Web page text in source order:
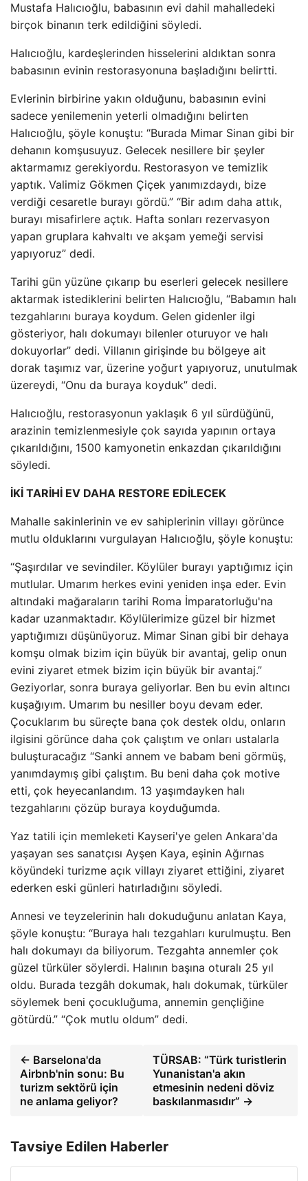
Mustafa Halıcıoğlu, babasının evi dahil mahalledeki
birçok binanın terk edildiğini söyledi.
Halıcıoğlu, kardeşlerinden hisselerini aldıktan sonra
babasının evinin restorasyonuna başladığını belirtti.
Evlerinin birbirine yakın olduğunu, babasının evini
sadece yenilemenin yeterli olmadığını belirten
Halıcıoğlu, şöyle konuştu: “Burada Mimar Sinan gibi bir
dehanın komşusuyuz. Gelecek nesillere bir şeyler
aktarmamız gerekiyordu. Restorasyon ve temizlik
yaptık. Valimiz Gökmen Çiçek yanımızdaydı, bize
verdiği cesaretle burayı gördü.” “Bir adım daha attık,
burayı misafirlere açtık. Hafta sonları rezervasyon
yapan gruplara kahvaltı ve akşam yemeği servisi
yapıyoruz” dedi.
Tarihi gün yüzüne çıkarıp bu eserleri gelecek nesillere
aktarmak istediklerini belirten Halıcıoğlu, “Babamın halı
tezgahlarını buraya koydum. Gelen gidenler ilgi
gösteriyor, halı dokumayı bilenler oturuyor ve halı
dokuyorlar” dedi. Villanın girişinde bu bölgeye ait
dorak taşımız var, üzerine yoğurt yapıyoruz, unutulmak
üzereydi, “Onu da buraya koyduk” dedi.
Halıcıoğlu, restorasyonun yaklaşık 6 yıl sürdüğünü,
arazinin temizlenmesiyle çok sayıda yapının ortaya
çıkarıldığını, 1500 kamyonetin enkazdan çıkarıldığını
söyledi.
İKİ TARİHİ EV DAHA RESTORE EDİLECEK
Mahalle sakinlerinin ve ev sahiplerinin villayı görünce
mutlu olduklarını vurgulayan Halıcıoğlu, şöyle konuştu:
“Şaşırdılar ve sevindiler. Köylüler burayı yaptığımız için
mutlular. Umarım herkes evini yeniden inşa eder. Evin
altındaki mağaraların tarihi Roma İmparatorluğu'na
kadar uzanmaktadır. Köylülerimize güzel bir hizmet
yaptığımızı düşünüyoruz. Mimar Sinan gibi bir dehaya
komşu olmak bizim için büyük bir avantaj, gelip onun
evini ziyaret etmek bizim için büyük bir avantaj.”
Geziyorlar, sonra buraya geliyorlar. Ben bu evin altıncı
kuşağıyım. Umarım bu nesiller boyu devam eder.
Çocuklarım bu süreçte bana çok destek oldu, onların
ilgisini görünce daha çok çalıştım ve onları ustalarla
buluşturacağız “Sanki annem ve babam beni görmüş,
yanımdaymış gibi çalıştım. Bu beni daha çok motive
etti, çok heyecanlandım. 13 yaşımdayken halı
tezgahlarını çözüp buraya koyduğumda.
Yaz tatili için memleketi Kayseri'ye gelen Ankara'da
yaşayan ses sanatçısı Ayşen Kaya, eşinin Ağırnas
köyündeki turizme açık villayı ziyaret ettiğini, ziyaret
ederken eski günleri hatırladığını söyledi.
Annesi ve teyzelerinin halı dokuduğunu anlatan Kaya,
şöyle konuştu: “Buraya halı tezgahları kurulmuştu. Ben
halı dokumayı da biliyorum. Tezgahta annemler çok
güzel türküler söylerdi. Halının başına oturalı 25 yıl
oldu. Burada tezgâh dokumak, halı dokumak, türküler
söylemek beni çocukluğuma, annemin gençliğine
götürdü.” “Çok mutlu oldum” dedi.
← Barselona'da
Airbnb'nin sonu: Bu
turizm sektörü için
ne anlama geliyor?
TÜRSAB: “Türk turistlerin
Yunanistan'a akın
etmesinin nedeni döviz
baskılanmasıdır” →
Tavsiye Edilen Haberler